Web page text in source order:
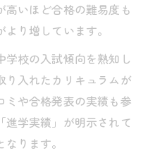
いほど合格の難易度も
り増しています。
校の入試傾向を熟知し
り入れたカリキュラムが
ミや合格発表の実績も参
学実績」が明示されて
ります。